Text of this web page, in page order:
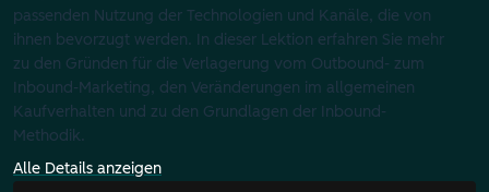
passenden Nutzung der Technologien und Kanäle, die von
ihnen bevorzugt werden. In dieser Lektion erfahren Sie mehr
zu den Gründen für die Verlagerung vom Outbound- zum
Inbound-Marketing, den Veränderungen im allgemeinen
Kaufverhalten und zu den Grundlagen der Inbound-
Methodik.
Alle Details anzeigen